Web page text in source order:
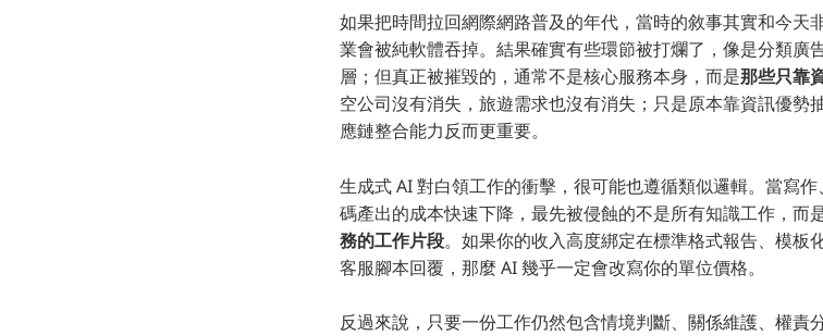
如果把時間拉回網際網路普及的年代，當時的敘事其實和今天
業會被純軟體吞掉。結果確實有些環節被打爛了，像是分類廣
層；但真正被摧毀的，通常不是核心服務本身，而是那些只靠
空公司沒有消失，旅遊需求也沒有消失；只是原本靠資訊優勢
應鏈整合能力反而更重要。
生成式 AI 對白領工作的衝擊，很可能也遵循類似邏輯。當寫
碼產出的成本快速下降，最先被侵蝕的不是所有知識工作，而
務的工作片段。如果你的收入高度綁定在標準格式報告、模板
客服腳本回覆，那麼 AI 幾乎一定會改寫你的單位價格。
反過來說，只要一份工作仍然包含情境判斷、關係維護、權責